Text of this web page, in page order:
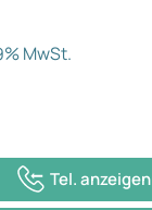
MwSt.
Tel. anzeigen